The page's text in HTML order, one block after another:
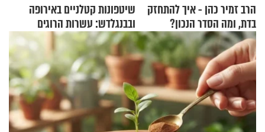
הרב זמיר כהן - איך להתחזק
בדת, ומה הסדר הנכון?
שיטפונות קטלניים באירופה
ובבנגלדש: עשרות הרוגים
ומיליון נפגעים